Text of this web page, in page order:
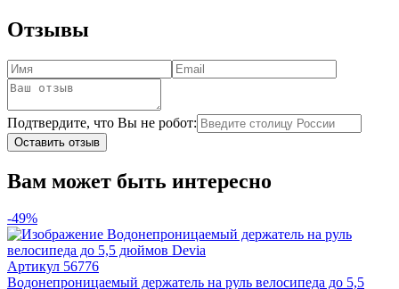
Отзывы
Подтвердите, что Вы не робот:
Оставить отзыв
Вам может быть интересно
-49%
Артикул 56776
Водонепроницаемый держатель на руль велосипеда до 5,5